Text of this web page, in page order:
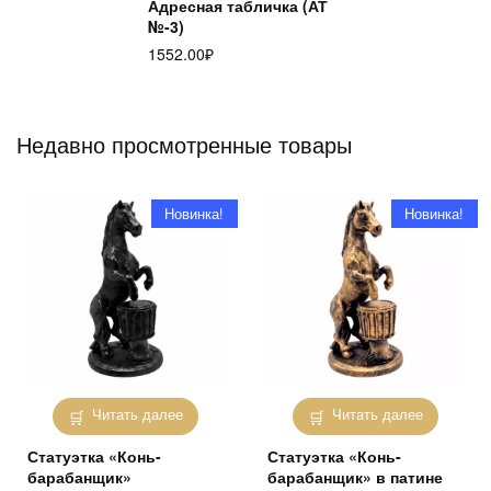
Адресная табличка (АТ
№-3)
1552.00₽
Недавно просмотренные товары
Читать далее
Новинка!
Статуэтка «Конь-
барабанщик»
Читать далее
Новинка!
Статуэтка «Конь-
барабанщик» в патине